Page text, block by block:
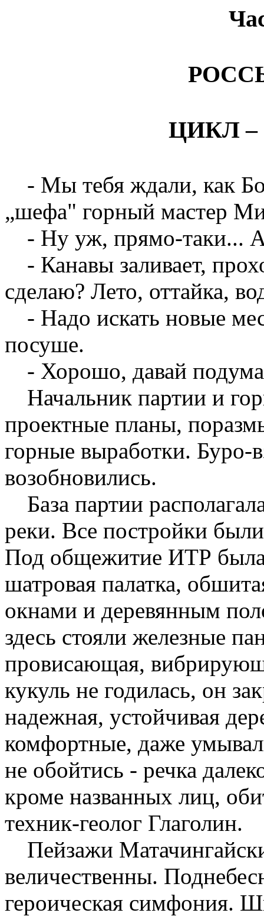
ЦИКЛ –
- Мы тебя ждали, как
„шефа" горный мастер
- Ну уж, прямо-таки...
- Канавы заливает,
сделаю? Лето, оттайка,
- Надо искать новые
посуше.
- Хорошо, давай
Начальник партии и
проектные планы,
горные выработки. Буро-
возобновились.
База партии
реки. Все постройки
Под общежитие ИТР была
шатровая палатка,
окнами и деревянным
здесь стояли железные
провисающая,
кукуль не годилась, он
надежная, устойчивая
комфортные, даже
не обойтись - речка
кроме названных лиц,
техник-геолог Глаголин.
Пейзажи
величественны.
героическая симфония.